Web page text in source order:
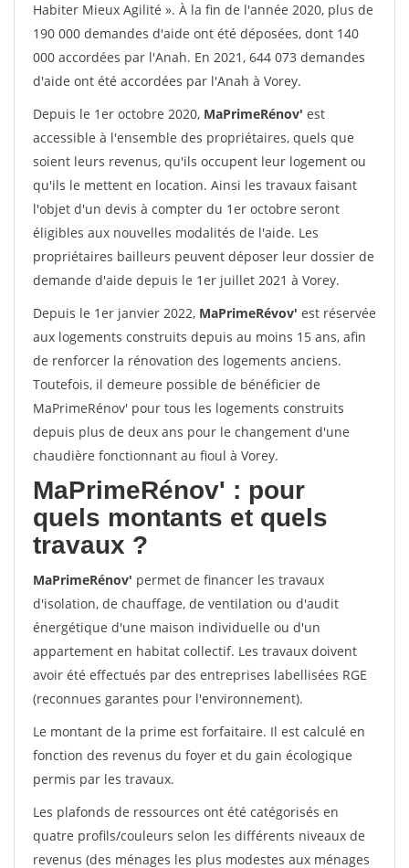
Habiter Mieux Agilité ». À la fin de l'année 2020, plus de
190 000 demandes d'aide ont été déposées, dont 140
000 accordées par l'Anah. En 2021, 644 073 demandes
d'aide ont été accordées par l'Anah à Vorey.
Depuis le 1er octobre 2020, MaPrimeRénov' est
accessible à l'ensemble des propriétaires, quels que
soient leurs revenus, qu'ils occupent leur logement ou
qu'ils le mettent en location. Ainsi les travaux faisant
l'objet d'un devis à compter du 1er octobre seront
éligibles aux nouvelles modalités de l'aide. Les
propriétaires bailleurs peuvent déposer leur dossier de
demande d'aide depuis le 1er juillet 2021 à Vorey.
Depuis le 1er janvier 2022, MaPrimeRévov' est réservée
aux logements construits depuis au moins 15 ans, afin
de renforcer la rénovation des logements anciens.
Toutefois, il demeure possible de bénéficier de
MaPrimeRénov' pour tous les logements construits
depuis plus de deux ans pour le changement d'une
chaudière fonctionnant au fioul à Vorey.
MaPrimeRénov' : pour
quels montants et quels
travaux ?
MaPrimeRénov' permet de financer les travaux
d'isolation, de chauffage, de ventilation ou d'audit
énergétique d'une maison individuelle ou d'un
appartement en habitat collectif. Les travaux doivent
avoir été effectués par des entreprises labellisées RGE
(reconnues garantes pour l'environnement).
Le montant de la prime est forfaitaire. Il est calculé en
fonction des revenus du foyer et du gain écologique
permis par les travaux.
Les plafonds de ressources ont été catégorisés en
quatre profils/couleurs selon les différents niveaux de
revenus (des ménages les plus modestes aux ménages